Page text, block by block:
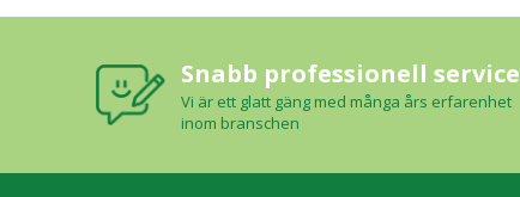
Snabb professionell service
Vi är ett glatt gäng med många års erfarenhet
inom branschen